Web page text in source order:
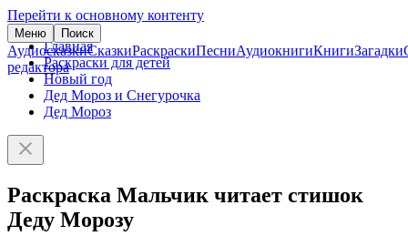
Перейти к основному контенту
Меню Поиск
АудиосказкиСказкиРаскраскиПесниАудиокнигиКнигиЗагадки
редактора
Главная
Раскраски для детей
Новый год
Дед Мороз и Снегурочка
Дед Мороз
Раскраска Мальчик читает стишок
Деду Морозу